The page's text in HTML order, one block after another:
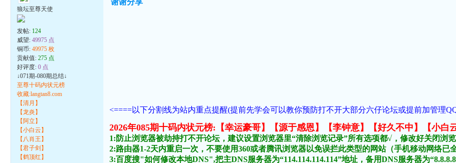
狼坛至尊天使
发帖: 124
威望:49975 点
铜币:49975 枚
贡献值:275 点
好评度:0 点
↓071期-080期总结↓
至尊十码内状元榜
收藏:langtan8.com
【清月】
【龙炎】
【阿立】
【小白云】
【八肖王】
【君子剑】
【鹤顶红】
谢谢分享
<====以下分割线为站内重点提醒(提前先学会可以教你预防打不开大部分六仔论坛或提前加管理
2026年085期十码内状元榜:【幸运豪哥】【源于感恩】【李钟意】【好久不中】【小白
1:防止浏览器被劫持打不开论坛，建议设置浏览器里“清除浏览记录”所有选项都√，修改好关闭浏
2:路由器1-2天内重启一次，不要使用360或者腾讯浏览器以免误拦此类型的网站（手机移动网络已
3:百度搜"如何修改本地DNS",把主DNS服务器为“114.114.114.114”地址，备用DNS服务器为